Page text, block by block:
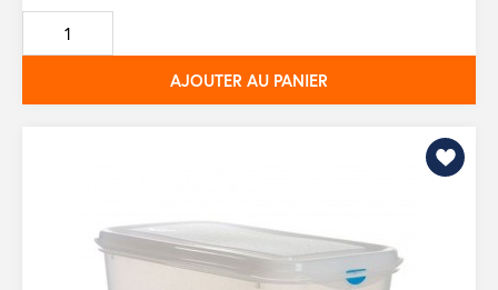
de
base
AJOUTER AU PANIER